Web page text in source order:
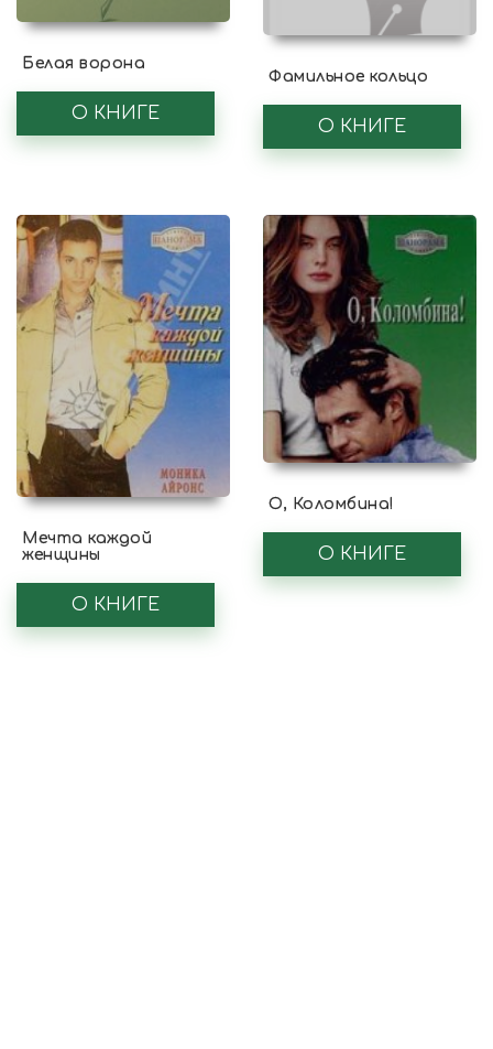
Белая ворона
О КНИГЕ
Фамильное кольцо
О КНИГЕ
Мечта каждой
женщины
О КНИГЕ
О, Коломбина!
О КНИГЕ